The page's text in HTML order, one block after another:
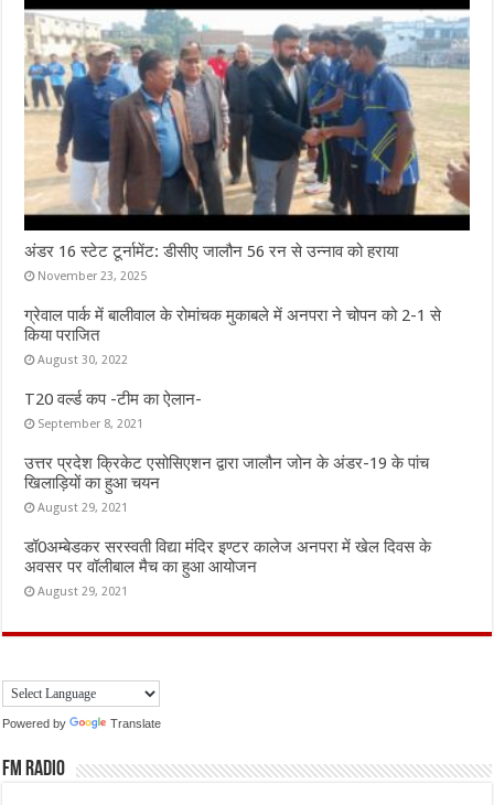
अंडर 16 स्टेट टूर्नामेंट: डीसीए जालौन 56 रन से उन्नाव को हराया
November 23, 2025
ग्रेवाल पार्क में बालीवाल के रोमांचक मुकाबले में अनपरा ने चोपन को 2-1 से
किया पराजित
August 30, 2022
T20 वर्ल्ड कप -टीम का ऐलान-
September 8, 2021
उत्तर प्रदेश क्रिकेट एसोसिएशन द्वारा जालौन जोन के अंडर-19 के पांच
खिलाड़ियों का हुआ चयन
August 29, 2021
डॉ0अम्बेडकर सरस्वती विद्या मंदिर इण्टर कालेज अनपरा में खेल दिवस के
अवसर पर वॉलीबाल मैच का हुआ आयोजन
August 29, 2021
Powered by Translate
FM Radio